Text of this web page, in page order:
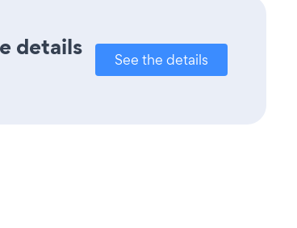
details
See the details